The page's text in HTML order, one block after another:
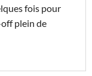
fois pour
plein de